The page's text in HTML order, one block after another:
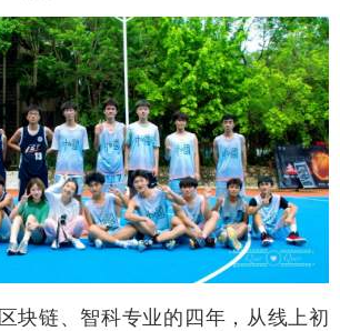
块链、智科专业的四年，从线上初